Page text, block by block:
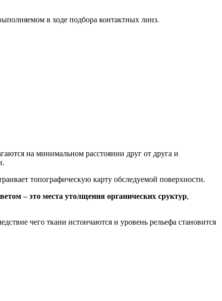
в ходе подбора контактных линз.
на минимальном расстоянии друг от друга и
топографическую карту обследуемой поверхности.
– это места утолщения органических сруктур,
чего ткани истончаются и уровень рельефа становится